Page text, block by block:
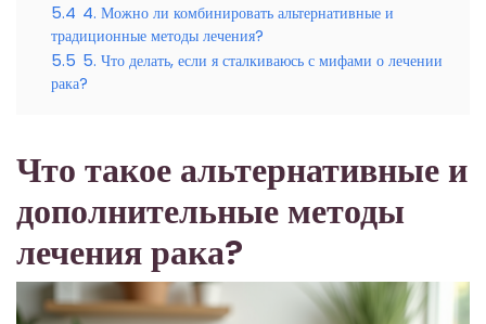
5.4 4. Можно ли комбинировать альтернативные и
традиционные методы лечения?
5.5 5. Что делать, если я сталкиваюсь с мифами о лечении
рака?
Что такое альтернативные и
дополнительные методы
лечения рака?